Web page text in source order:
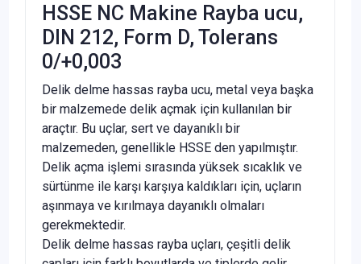
HSSE NC Makine Rayba ucu,
DIN 212, Form D, Tolerans
0/+0,003
Delik delme hassas rayba ucu, metal veya başka
bir malzemede delik açmak için kullanılan bir
araçtır. Bu uçlar, sert ve dayanıklı bir
malzemeden, genellikle HSSE den yapılmıştır.
Delik açma işlemi sırasında yüksek sıcaklık ve
sürtünme ile karşı karşıya kaldıkları için, uçların
aşınmaya ve kırılmaya dayanıklı olmaları
gerekmektedir.
Delik delme hassas rayba uçları, çeşitli delik